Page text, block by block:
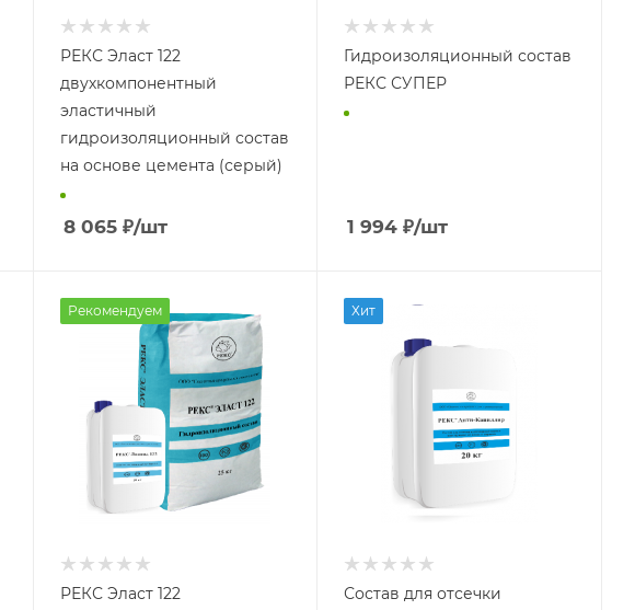
РЕКС Эласт 122
двухкомпонентный
эластичный
гидроизоляционный состав
на основе цемента (серый)
8 065₽/шт
Гидроизоляционный состав
РЕКС СУПЕР
1 994 ₽/шт
Рекомендуем
РЕКС Эласт 122
Хит
Состав для отсечки